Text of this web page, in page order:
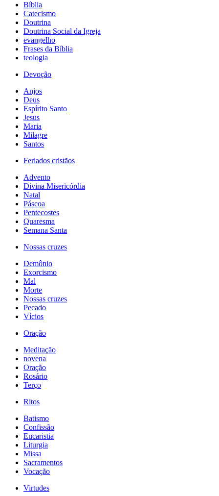
Bíblia
Catecismo
Doutrina
Doutrina Social da Igreja
evangelho
Frases da Bíblia
teologia
Devoção
Anjos
Deus
Espírito Santo
Jesus
Maria
Milagre
Santos
Feriados cristãos
Advento
Divina Misericórdia
Natal
Páscoa
Pentecostes
Quaresma
Semana Santa
Nossas cruzes
Demônio
Exorcismo
Mal
Morte
Nossas cruzes
Pecado
Vícios
Oração
Meditação
novena
Oração
Rosário
Terço
Ritos
Batismo
Confissão
Eucaristia
Liturgia
Missa
Sacramentos
Vocação
Virtudes